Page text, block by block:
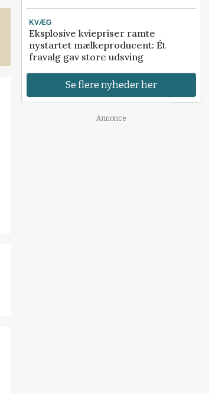
KVÆG
Eksplosive kviepriser ramte
nystartet mælkeproducent: Ét
fravalg gav store udsving
Se flere nyheder her
Annonce